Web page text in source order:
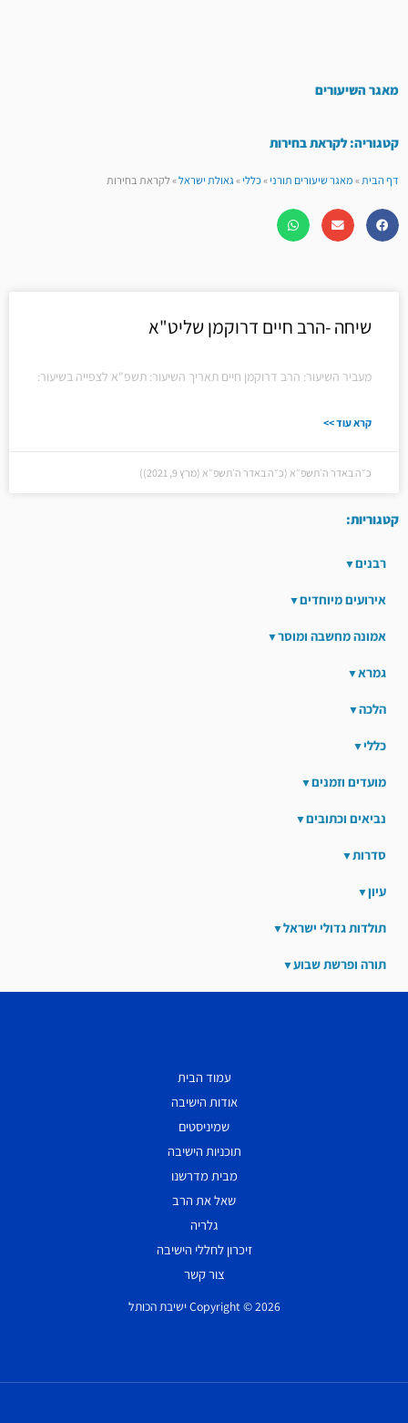
מאגר השיעורים
קטגוריה: לקראת בחירות
דף הבית»מאגר שיעורים תורני»כללי»גאולת ישראל»לקראת בחירות
שיחה -הרב חיים דרוקמן שליט"א
מעביר השיעור: הרב דרוקמן חיים תאריך השיעור: תשפ"א לצפייה בשיעור:
קרא עוד >>
כ״ה באדר ה׳תשפ״א (כ״ה באדר ה׳תשפ״א (מרץ 9, 2021))
קטגוריות:
רבנים
אירועים מיוחדים
אמונה מחשבה ומוסר
גמרא
הלכה
כללי
מועדים וזמנים
נביאים וכתובים
סדרות
עיון
תולדות גדולי ישראל
תורה ופרשת שבוע
עמוד הבית
אודות הישיבה
שמיניסטים
תוכניות הישיבה
מבית מדרשנו
שאל את הרב
גלריה
זיכרון לחללי הישיבה
צור קשר
Copyright © 2026 ישיבת הכותל